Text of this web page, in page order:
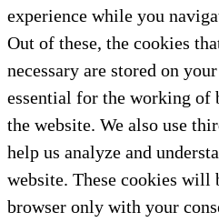
experience while you
Out of these, the cookies
necessary are stored on
essential for the working
the website. We also use
help us analyze and
website. These cookies will
browser only with your